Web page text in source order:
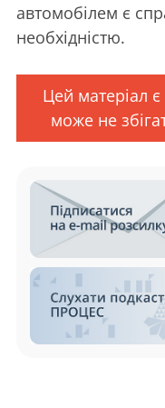
автомобілем є
необхідністю.
Цей матеріал
може не